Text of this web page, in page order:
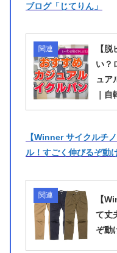
ブログ「じてりん」
関連
【
い？
ュア
｜
【Winner サイクルチ
ル！すごく伸びるぞ動
関連
【
て丈
ぞ動